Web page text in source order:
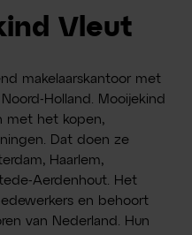
Vleut
makelaarskantoor met
Holland. Mooijekind
met het kopen,
Dat doen ze
Haarlem,
Aerdenhout. Het
en behoort
van Nederland. Hun